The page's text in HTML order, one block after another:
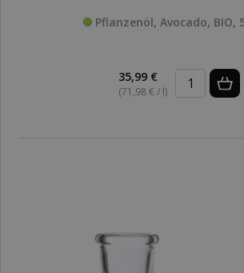
Pflanzenöl, Avocado, BIO,
35,99 €
(71,98 € / l)